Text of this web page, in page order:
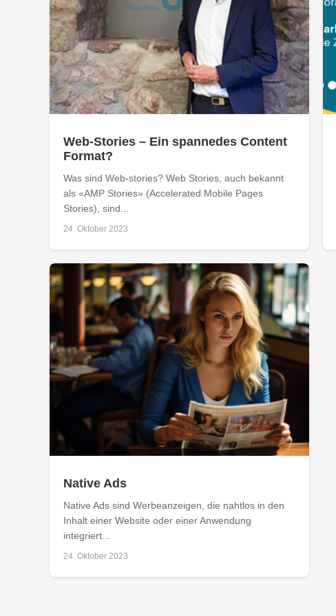
Web-Stories – Ein spannedes Content
Format?
Was sind Web-stories? Web Stories, auch bekannt
als «AMP Stories» (Accelerated Mobile Pages
Stories), sind...
24. Oktober 2023
Native Ads
Native Ads sind Werbeanzeigen, die nahtlos in den
Inhalt einer Website oder einer Anwendung
integriert...
24. Oktober 2023